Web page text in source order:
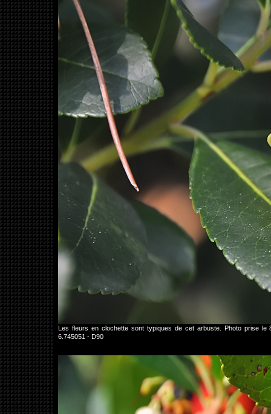
Les fleurs en clochette sont typiques de cet arbuste. Photo prise le
6.745051 - D90